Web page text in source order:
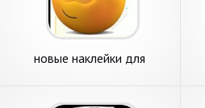
новые наклейки для